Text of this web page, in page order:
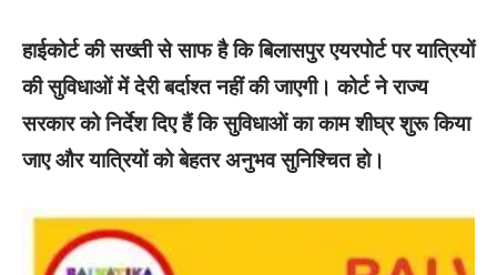
हाईकोर्ट की सख्ती से साफ है कि बिलासपुर एयरपोर्ट पर यात्रियों
की सुविधाओं में देरी बर्दाश्त नहीं की जाएगी। कोर्ट ने राज्य
सरकार को निर्देश दिए हैं कि सुविधाओं का काम शीघ्र शुरू किया
जाए और यात्रियों को बेहतर अनुभव सुनिश्चित हो।